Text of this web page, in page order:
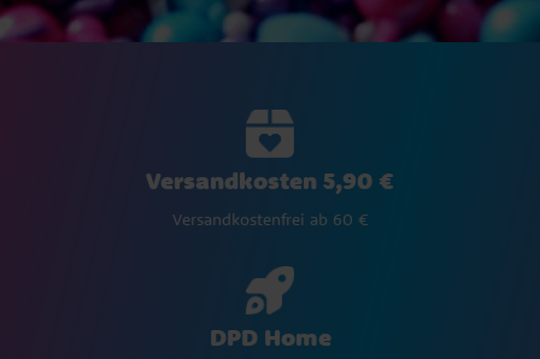
Versandkosten 5,90 €
Versandkostenfrei ab 60 €
DPD Home